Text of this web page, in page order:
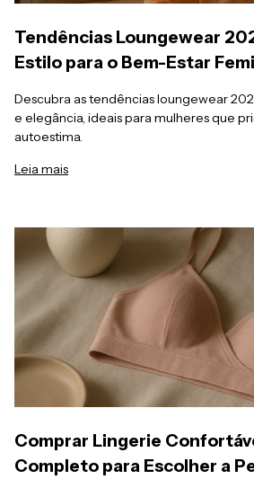
Tendências Loungewear
Estilo para o Bem-Estar
Descubra as tendências loungewear
e elegância, ideais para mulheres que
autoestima.
Leia mais
Comprar Lingerie
Completo para Escolher a